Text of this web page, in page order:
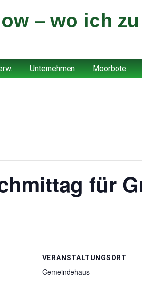
– wo ich
Unternehmen Moorbote
für
VERANSTALTUNGSORT
Gemeindehaus